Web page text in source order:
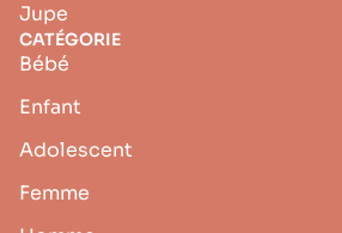
Jupe
CATÉGORIE
Bébé
Enfant
Adolescent
Femme